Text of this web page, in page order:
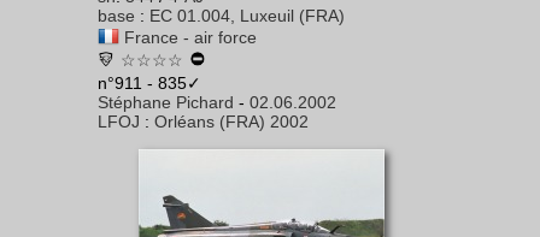
base : EC 01.004, Luxeuil (FRA)
France - air force
☆☆☆☆
n°911 - 835✓
Stéphane Pichard - 02.06.2002
LFOJ : Orléans (FRA) 2002